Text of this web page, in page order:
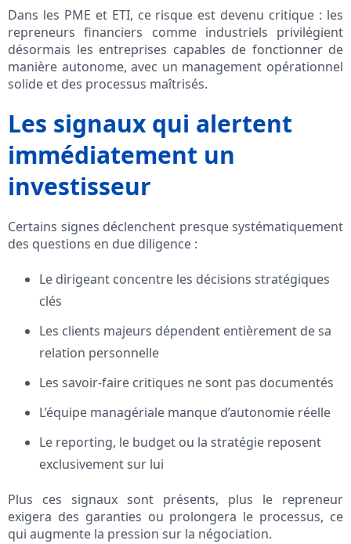
Dans les PME et ETI, ce risque est devenu critique : les
repreneurs financiers comme industriels privilégient
désormais les entreprises capables de fonctionner de
manière autonome, avec un management opérationnel
solide et des processus maîtrisés.
Les signaux qui alertent
immédiatement un
investisseur
Certains signes déclenchent presque systématiquement
des questions en due diligence :
Le dirigeant concentre les décisions stratégiques
clés
Les clients majeurs dépendent entièrement de sa
relation personnelle
Les savoir-faire critiques ne sont pas documentés
L’équipe managériale manque d’autonomie réelle
Le reporting, le budget ou la stratégie reposent
exclusivement sur lui
Plus ces signaux sont présents, plus le repreneur
exigera des garanties ou prolongera le processus, ce
qui augmente la pression sur la négociation.